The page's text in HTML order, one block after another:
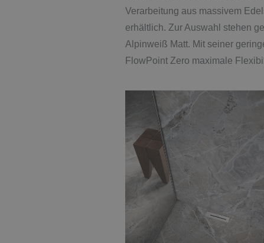
Verarbeitung aus massivem
erhältlich. Zur Auswahl stehen
Alpinweiß Matt. Mit seiner
FlowPoint Zero maximale